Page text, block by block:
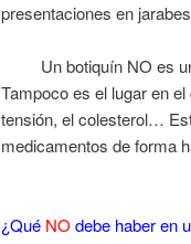
presentaciones en
Un botiquín NO es
Tampoco es el lugar en
tensión, el colesterol…
medicamentos de forma
¿Qué NO debe haber en